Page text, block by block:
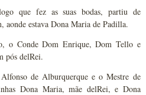
que fez as suas bodas, partiu de
estava Dona Maria de Padilla.
o Conde Dom Enrique, Dom Tello e
pós delRei.
de Alburquerque e o Mestre de
Dona Maria, mãe delRei, e Dona